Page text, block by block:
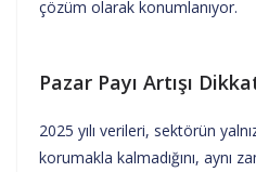
çözüm olarak konumlanıyor.
Pazar Payı Artışı
2025 yılı verileri, sektörün
korumakla kalmadığını, aynı